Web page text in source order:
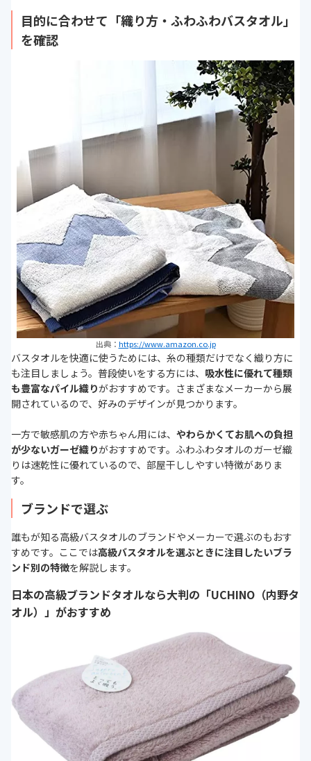
目的に合わせて「織り方・ふわふわバスタオル」
を確認
出典： https://www.amazon.co.jp
バスタオルを快適に使うためには、糸の種類だけでなく織り方に
も注目しましょう。普段使いをする方には、 吸水性に優れて種類
も豊富なパイル織りがおすすめです。さまざまなメーカーから展
開されているので、好みのデザインが見つかります。
一方で敏感肌の方や赤ちゃん用には、 やわらかくてお肌への負担
が少ないガーゼ織りがおすすめです。ふわふわタオルのガーゼ織
りは速乾性に優れているので、部屋干ししやすい特徴がありま
す。
ブランドで選ぶ
誰もが知る高級バスタオルのブランドやメーカーで選ぶのもおす
すめです。ここでは高級バスタオルを選ぶときに注目したいブラ
ンド別の特徴を解説します。
日本の高級ブランドタオルなら大判の「UCHINO（内野タ
オル）」がおすすめ